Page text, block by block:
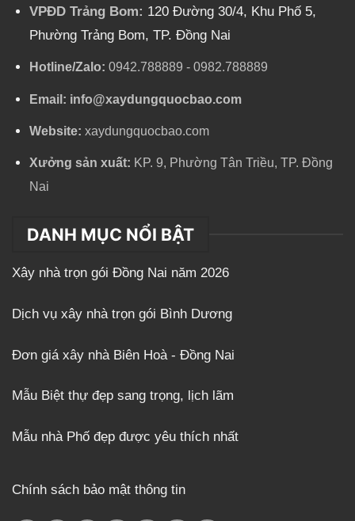
VPĐD Trảng Bom: 120 Đường 30/4, Khu Phố 5,
Phường Trảng Bom, TP. Đồng Nai
Hotline/Zalo: 0942.788889 - 0982.788889
Email: info@xaydungquocbao.com
Website: xaydungquocbao.com
Xưởng sản xuất: KP. 9, Phường Tân Triều, TP. Đồng
Nai
DANH MỤC NỔI BẬT
Xây nhà trọn gói Đồng Nai năm 2026
Dịch vụ xây nhà trọn gói Bình Dương
Đơn giá xây nhà Biên Hoà - Đồng Nai
Mẫu Biệt thự đẹp sang trọng, lịch lãm
Mẫu nhà Phố đẹp được yêu thích nhất
Chính sách bảo mật thông tin